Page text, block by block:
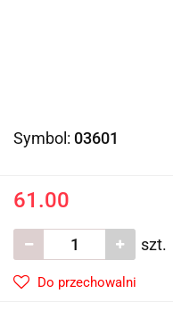
Symbol: 03601
61.00
szt.
Do przechowalni